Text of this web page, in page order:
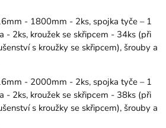
- 1800mm - 2ks, spojka tyče – 1
- 2ks, kroužek se skřipcem - 34ks (při
s kroužky se skřipcem), šrouby a
- 2000mm - 2ks, spojka tyče – 1
- 2ks, kroužek se skřipcem - 38ks (při
s kroužky se skřipcem), šrouby a